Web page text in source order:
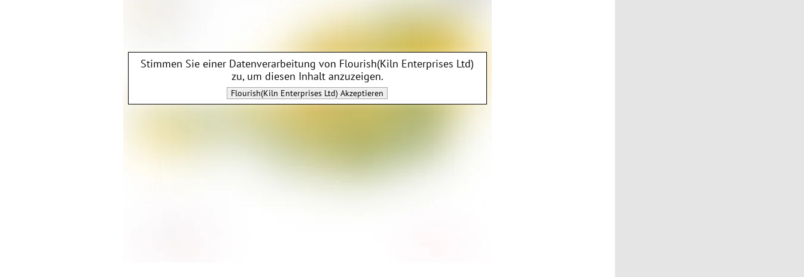
Stimmen Sie einer Datenverarbeitung von Flourish(Kiln Enterprises Ltd)
zu, um diesen Inhalt anzuzeigen.
Flourish(Kiln Enterprises Ltd) Akzeptieren